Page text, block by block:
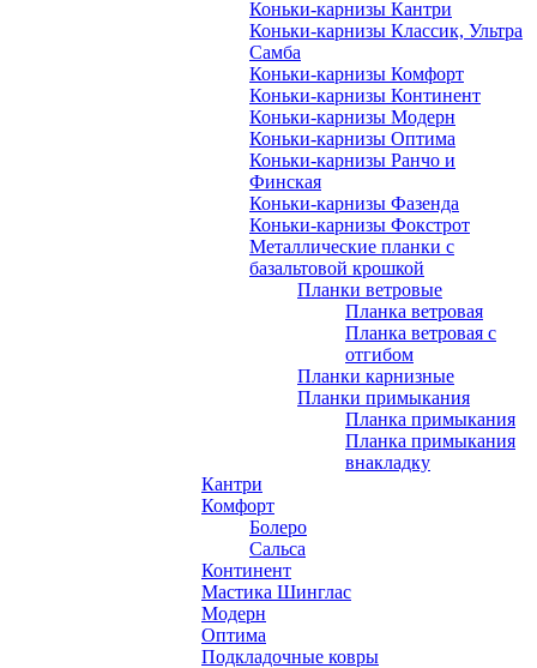
Коньки-карнизы Кантри
Коньки-карнизы Классик, Ультра
Самба
Коньки-карнизы Комфорт
Коньки-карнизы Континент
Коньки-карнизы Модерн
Коньки-карнизы Оптима
Коньки-карнизы Ранчо и
Финская
Коньки-карнизы Фазенда
Коньки-карнизы Фокстрот
Металлические планки с
базальтовой крошкой
Планки ветровые
Планка ветровая
Планка ветровая с
отгибом
Планки карнизные
Планки примыкания
Планка примыкания
Планка примыкания
внакладку
Кантри
Комфорт
Болеро
Сальса
Континент
Мастика Шинглас
Модерн
Оптима
Подкладочные ковры